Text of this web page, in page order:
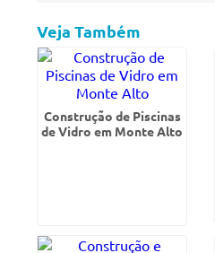
Veja Também
Construção de Piscinas
de Vidro em Monte Alto